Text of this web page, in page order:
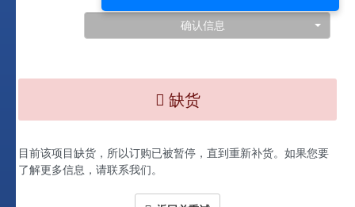
确认信息
缺货
目前该项目缺货，所以订购已被暂停，直到重新补货。如果您要
了解更多信息，请联系我们。